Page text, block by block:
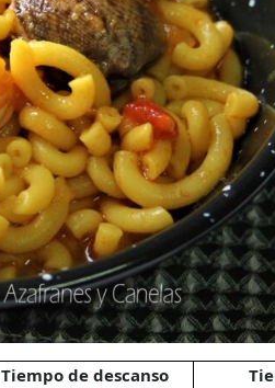
Tiempo de descanso